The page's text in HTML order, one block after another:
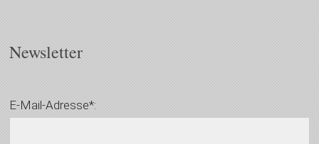
Newsletter
E-Mail-Adresse*: